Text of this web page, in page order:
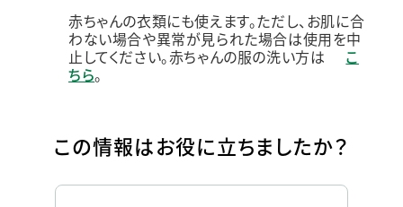
赤ちゃんの衣類にも使えます。ただし、お肌に合
わない場合や異常が見られた場合は使用を中
止してください。赤ちゃんの服の洗い方は
こ
ちら。
この情報はお役に立ちましたか？